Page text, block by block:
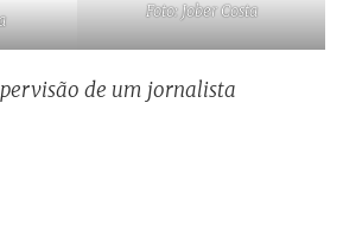
Foto: Jober Costa
de um jornalista